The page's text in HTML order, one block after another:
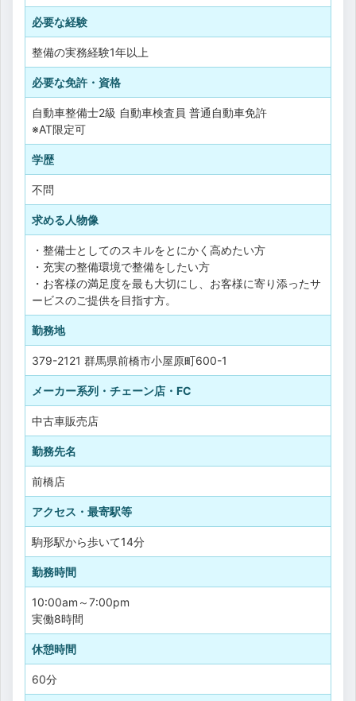
必要な経験
整備の実務経験1年以上
必要な免許・資格
自動車整備士2級 自動車検査員 普通自動車免許
※AT限定可
学歴
不問
求める人物像
・整備士としてのスキルをとにかく高めたい方
・充実の整備環境で整備をしたい方
・お客様の満足度を最も大切にし、お客様に寄り添ったサ
ービスのご提供を目指す方。
勤務地
379-2121 群馬県前橋市小屋原町600-1
メーカー系列・チェーン店・FC
中古車販売店
勤務先名
前橋店
アクセス・最寄駅等
駒形駅から歩いて14分
勤務時間
10:00am～7:00pm
実働8時間
休憩時間
60分